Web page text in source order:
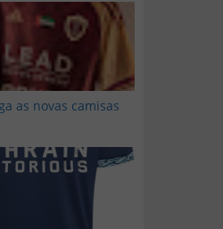
as novas camisas